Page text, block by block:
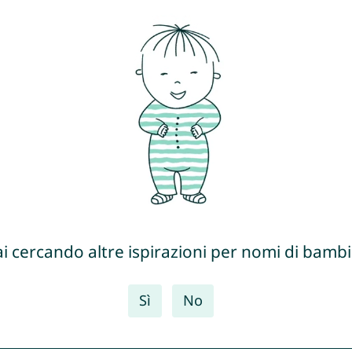
cercando altre ispirazioni per nomi di
Sì No